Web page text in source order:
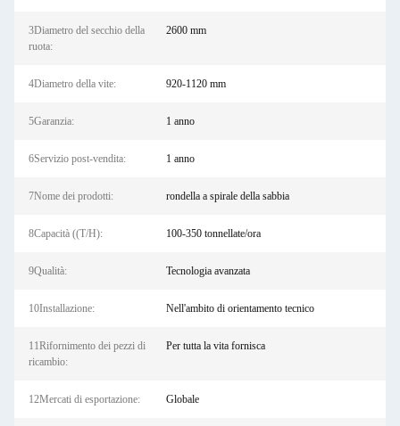
3Diametro del secchio della
ruota:
2600 mm
4Diametro della vite: 920-1120 mm
5Garanzia: 1 anno
6Servizio post-vendita: 1 anno
7Nome dei prodotti: rondella a spirale della sabbia
8Capacità ((T/H): 100-350 tonnellate/ora
9Qualità: Tecnologia avanzata
10Installazione: Nell'ambito di orientamento tecnico
11Rifornimento dei pezzi di
ricambio:
Per tutta la vita fornisca
12Mercati di esportazione: Globale